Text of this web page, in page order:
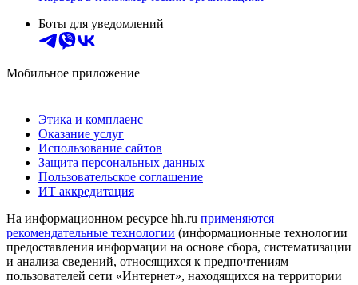
Боты для уведомлений
Мобильное приложение
Этика и комплаенс
Оказание услуг
Использование сайтов
Защита персональных данных
Пользовательское соглашение
ИТ аккредитация
На информационном ресурсе hh.ru применяются
рекомендательные технологии (информационные технологии
предоставления информации на основе сбора, систематизации
и анализа сведений, относящихся к предпочтениям
пользователей сети «Интернет», находящихся на территории